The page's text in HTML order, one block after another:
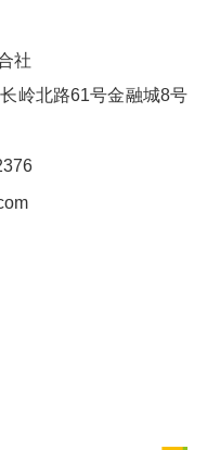
社
岭北路61号金融城8号